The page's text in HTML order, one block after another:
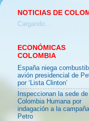
NOTICIAS DE
Cargando...
ECONÓMICAS
COLOMBIA
España niega
avión presidencial de
por ‘Lista Clinton’
Inspeccionan la sede de
Colombia Humana por
indagación a la
Petro